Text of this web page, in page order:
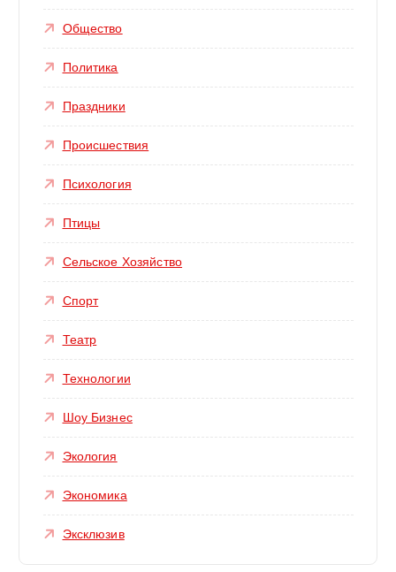
Общество
Политика
Праздники
Происшествия
Психология
Птицы
Сельское Хозяйство
Спорт
Театр
Технологии
Шоу Бизнес
Экология
Экономика
Эксклюзив